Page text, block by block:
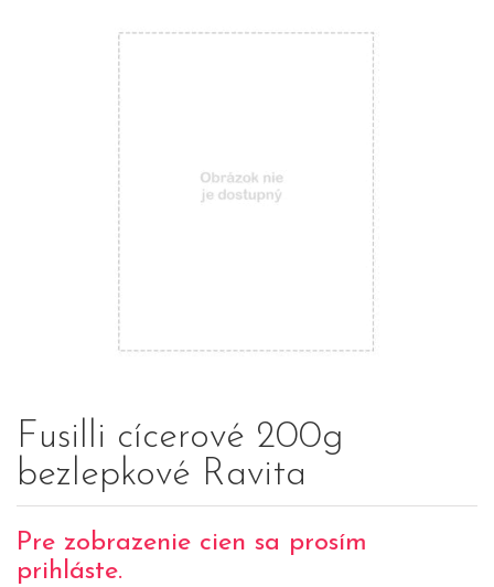
Fusilli cícerové 200g
bezlepkové Ravita
Pre zobrazenie cien sa prosím
prihláste.